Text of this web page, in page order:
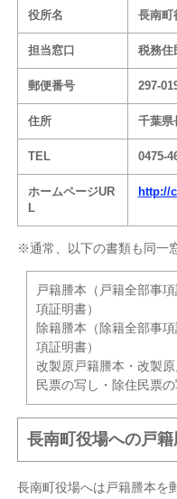
役所名 長南町
担当窓口 税務住
郵便番号 297-
住所 千葉県
TEL 0475-
ホームページUR
L
http://
※通常、以下の書類も同一
戸籍謄本（戸籍全部事
項証明書）
除籍謄本（除籍全部事
項証明書）
改製原戸籍謄本・改製
民票の写し・除住民票
長南町役場への戸
長南町役場へは戸籍謄本を